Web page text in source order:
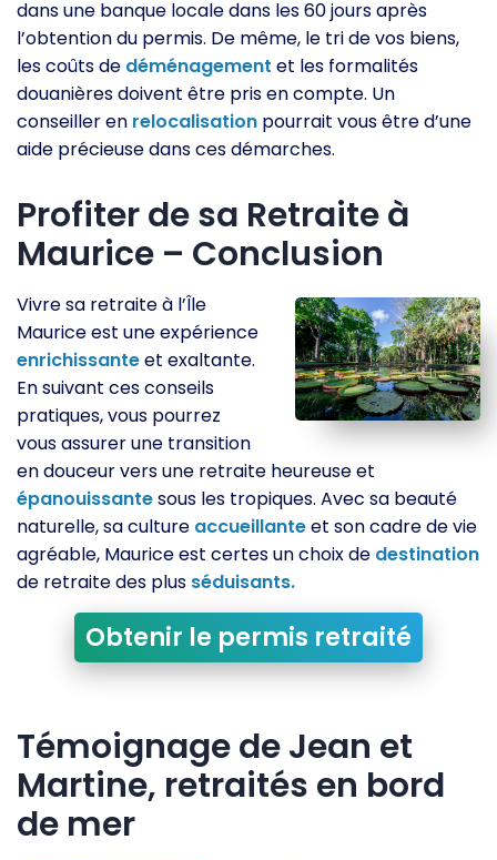
dans une banque locale dans les 60 jours après
l’obtention du permis. De même, le tri de vos biens,
les coûts de déménagement et les formalités
douanières doivent être pris en compte. Un
conseiller en relocalisation pourrait vous être d’une
aide précieuse dans ces démarches.
Profiter de sa Retraite à
Maurice – Conclusion
Vivre sa retraite à l’Île
Maurice est une expérience
enrichissanteet exaltante.
En suivant ces conseils
pratiques, vous pourrez
vous assurer une transition
en douceur vers une retraite heureuse et
épanouissantesous les tropiques. Avec sa beauté
naturelle, sa culture accueillanteet son cadre de vie
agréable, Maurice est certes un choix de destination
de retraite des plus séduisants.
Obtenir le permis retraité
Témoignage de Jean et
Martine, retraités en bord
de mer